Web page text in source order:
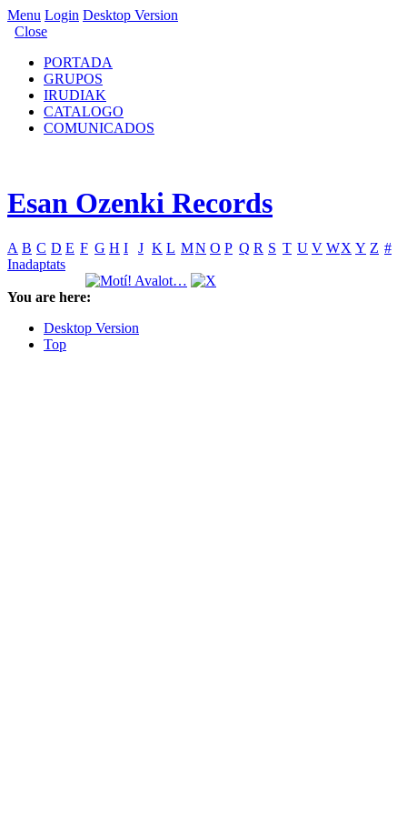
Menu Login Desktop Version
Close
PORTADA
GRUPOS
IRUDIAK
CATALOGO
COMUNICADOS
Esan Ozenki Records
A B C D E F G H I J K L MN O P Q R S T U V WX Y Z #
Inadaptats
You are here:
Desktop Version
Top